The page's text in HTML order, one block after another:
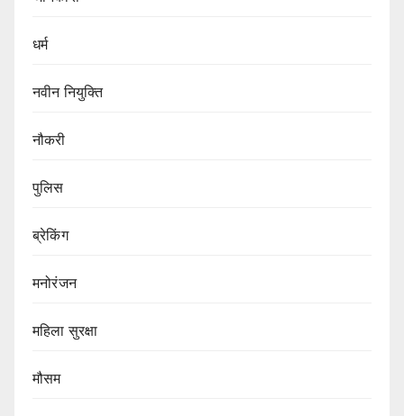
धर्म
नवीन नियुक्ति
नौकरी
पुलिस
ब्रेकिंग
मनोरंजन
महिला सुरक्षा
मौसम